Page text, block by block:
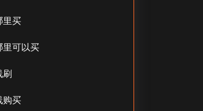
里买
里可以买
购买